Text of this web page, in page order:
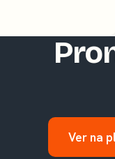
Ver na